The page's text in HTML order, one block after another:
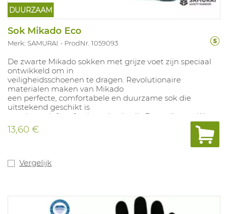
DUURZAAM
Sok Mikado Eco
Merk: SAMURAI ProdNr. 1059093
De zwarte Mikado sokken met grijze voet zijn speciaal
ontwikkeld om in
veiligheidsschoenen te dragen. Revolutionaire
materialen maken van Mikado
een perfecte, comfortabele en duurzame sok die
uitstekend geschikt is
voor intensief professioneel gebruik. De antibacteriële
vezel Amicor®
houdt de voeten geurvrij. Zowel hiel, zool, wreef als
normeringen. Samenstelling:
13,60 €
Vergelijk